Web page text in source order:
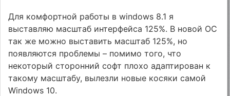
Для комфортной работы в windows 8.1 я
выставляю масштаб интерфейса 125%. В новой ОС
так же можно выставить масштаб 125%, но
появляются проблемы – помимо того, что
некоторый сторонний софт плохо адаптирован к
такому масштабу, вылезли новые косяки самой
Windows 10.